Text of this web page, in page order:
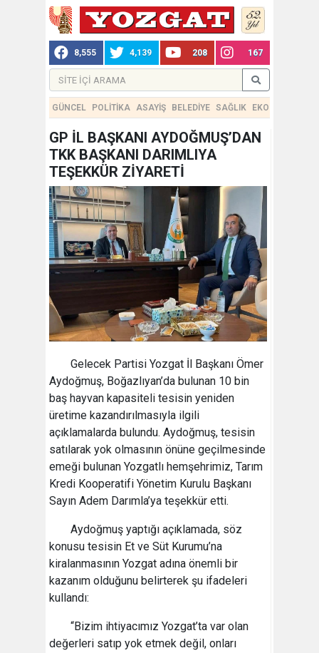
8,555 4,139 208 167
GÜNCEL POLİTİKA ASAYİŞ BELEDİYE SAĞLIK EKONOMİ
GP İL BAŞKANI AYDOĞMUŞ’DAN
TKK BAŞKANI DARIMLIYA
TEŞEKKÜR ZİYARETİ
Gelecek Partisi Yozgat İl Başkanı Ömer
Aydoğmuş, Boğazlıyan’da bulunan 10 bin
baş hayvan kapasiteli tesisin yeniden
üretime kazandırılmasıyla ilgili
açıklamalarda bulundu. Aydoğmuş, tesisin
satılarak yok olmasının önüne geçilmesinde
emeği bulunan Yozgatlı hemşehrimiz, Tarım
Kredi Kooperatifi Yönetim Kurulu Başkanı
Sayın Adem Darımla’ya teşekkür etti.
Aydoğmuş yaptığı açıklamada, söz
konusu tesisin Et ve Süt Kurumu’na
kiralanmasının Yozgat adına önemli bir
kazanım olduğunu belirterek şu ifadeleri
kullandı:
“Bizim ihtiyacımız Yozgat’ta var olan
değerleri satıp yok etmek değil, onları